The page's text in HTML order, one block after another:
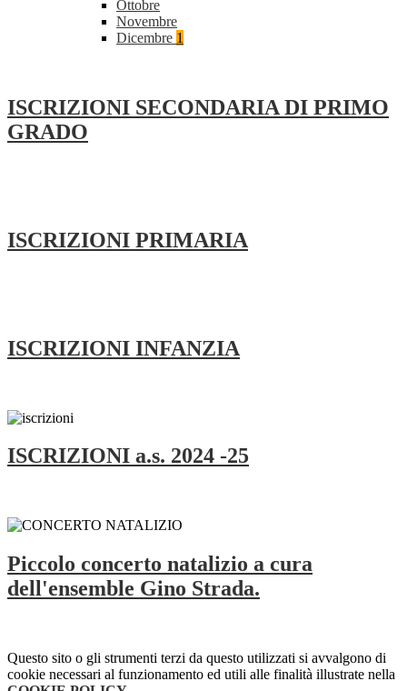
Ottobre
Novembre
Dicembre 1
ISCRIZIONI SECONDARIA DI PRIMO
GRADO
ISCRIZIONI PRIMARIA
ISCRIZIONI INFANZIA
ISCRIZIONI a.s. 2024 -25
Piccolo concerto natalizio a cura
dell'ensemble Gino Strada.
Questo sito o gli strumenti terzi da questo utilizzati si avvalgono di
cookie necessari al funzionamento ed utili alle finalità illustrate nella